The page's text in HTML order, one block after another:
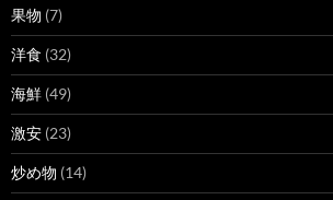
果物 (7)
洋食 (32)
海鮮 (49)
激安 (23)
炒め物 (14)